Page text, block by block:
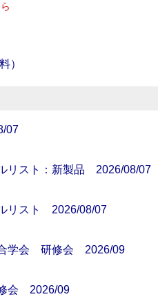
）
07
リスト：新製品 2026/08/07
リスト 2026/08/07
合学会 研修会 2026/09
会 2026/09